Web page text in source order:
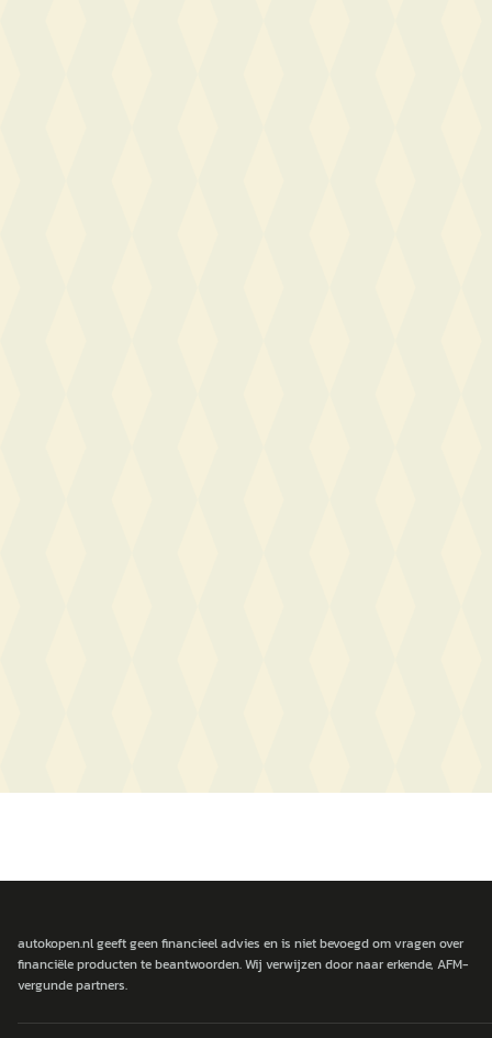
autokopen.nl geeft geen financieel advies en is niet bevoegd om vragen over
financiële producten te beantwoorden. Wij verwijzen door naar erkende, AFM-
vergunde partners.